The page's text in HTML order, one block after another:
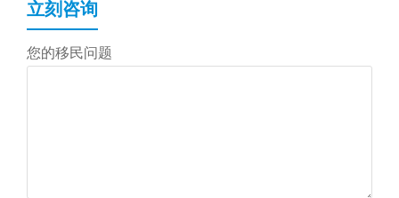
立刻咨询
您的移民问题